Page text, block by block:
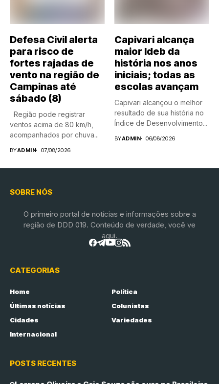
Defesa Civil alerta
para risco de
fortes rajadas de
vento na região de
Campinas até
sábado (8)
Região pode registrar
ventos acima de 80 km/h,
acompanhados por chuva...
BYADMIN 07/08/2026
Capivari alcança
maior Ideb da
história nos anos
iniciais; todas as
escolas avançam
Capivari alcançou o melhor
resultado de sua história no
Índice de Desenvolvimento...
BYADMIN 06/08/2026
SOBRE NÓS
O primeiro portal de notícias e informações sobre a
região de DDD 019. Conteúdo de verdade, você ve
aqui.
CATEGORIAS
Home
Política
Últimas notícias
Colunistas
Cidades
Variedades
Internacional
POSTS RECENTES